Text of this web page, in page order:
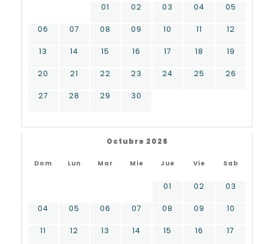
01 02 03 04 05
06 07 08 09 10 11 12
13 14 15 16 17 18 19
20 21 22 23 24 25 26
27 28 29 30
Octubre 2026
Dom Lun Mar Mie Jue Vie Sab
01 02 03
04 05 06 07 08 09 10
11 12 13 14 15 16 17